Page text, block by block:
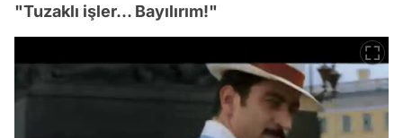
"Tuzaklı işler... Bayılırım!"